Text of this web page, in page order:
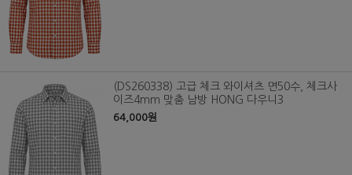
(DS260338) 고급 체크 와이셔츠 면50수, 체크사
이즈4mm 맞춤 남방 HONG 다우니3
64,000원